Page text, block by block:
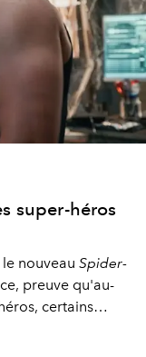
super-héros
nouveau Spider-
preuve qu'au-
certains
ferveur intacte.